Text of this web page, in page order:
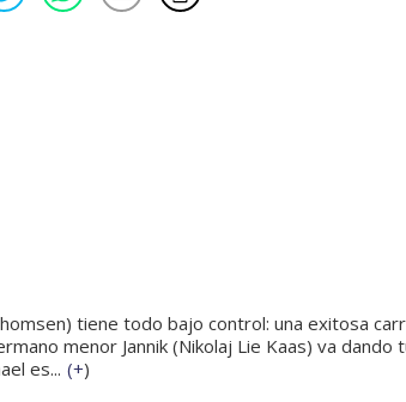
tiene todo bajo control: una exitosa
menor Jannik (Nikolaj Lie Kaas) va
es... (+)